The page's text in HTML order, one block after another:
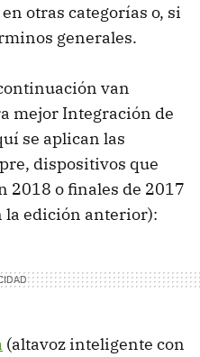
otras categorías o, si
generales.
van
mejor Integración de
se aplican las
dispositivos que
2018 o finales de 2017
la edición anterior):
(altavoz inteligente con